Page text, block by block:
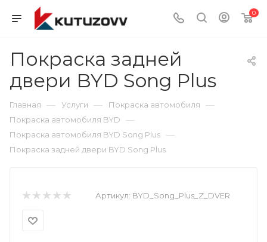
0
Покраска задней
двери BYD Song Plus
Главная — Услуги — Покраска автомобиля —
Покраска автомобиля BYD —
Покраска автомобиля BYD Song Plus —
Покраска задней двери BYD Song Plus
Артикул: BYD_Song_Plus_Z_DVER